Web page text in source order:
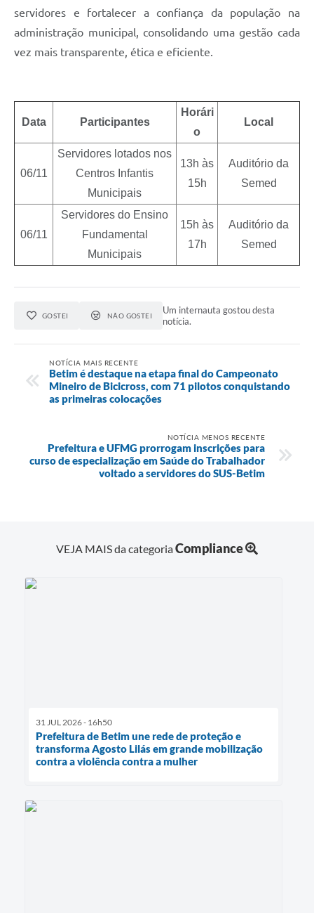
servidores e fortalecer a confiança da população na
administração municipal, consolidando uma gestão cada
vez mais transparente, ética e eficiente.
Data Participantes
Horári
o
Local
06/11
Servidores lotados nos
Centros Infantis
Municipais
13h às
15h
Auditório da
Semed
06/11
Servidores do Ensino
Fundamental
Municipais
15h às
17h
Auditório da
Semed
GOSTEI NÃO GOSTEI
Um internauta gostou desta
notícia.
NOTÍCIA MAIS RECENTE
Betim é destaque na etapa final do Campeonato
Mineiro de Bicicross, com 71 pilotos conquistando
as primeiras colocações
NOTÍCIA MENOS RECENTE
Prefeitura e UFMG prorrogam inscrições para
curso de especialização em Saúde do Trabalhador
voltado a servidores do SUS-Betim
VEJA MAIS da categoriaCompliance
31 JUL 2026 - 16h50
Prefeitura de Betim une rede de proteção e
transforma Agosto Lilás em grande mobilização
contra a violência contra a mulher